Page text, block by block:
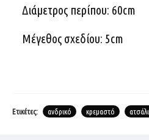
Διάμετρος περίπου: 60cm
Μέγεθος σχεδίου: 5cm
Ετικέτες: ανδρικό κρεμαστό ατσάλι.